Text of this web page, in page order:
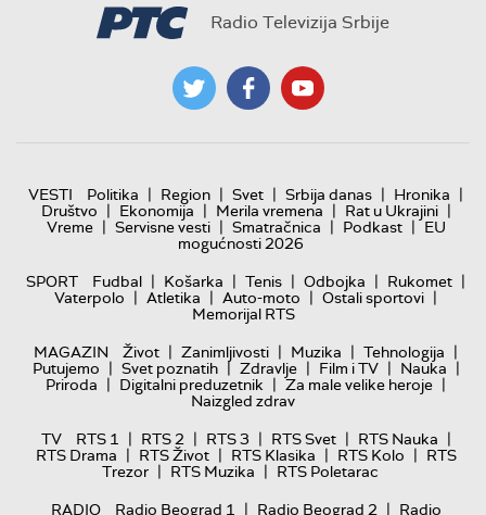
Radio Televizija Srbije
VESTI Politika | Region | Svet | Srbija danas | Hronika |
Društvo | Ekonomija | Merila vremena | Rat u Ukrajini |
Vreme | Servisne vesti | Smatračnica | Podkast | EU
mogućnosti 2026
SPORT
Fudbal | Košarka | Tenis | Odbojka | Rukomet |
Vaterpolo | Atletika | Auto-moto | Ostali sportovi |
Memorijal RTS
MAGAZIN
Život | Zanimljivosti | Muzika | Tehnologija |
Putujemo | Svet poznatih | Zdravlje | Film i TV | Nauka |
Priroda | Digitalni preduzetnik | Za male velike heroje |
Naizgled zdrav
TV
RTS 1 | RTS 2 | RTS 3 | RTS Svet | RTS Nauka |
RTS Drama | RTS Život | RTS Klasika | RTS Kolo | RTS
Trezor | RTS Muzika | RTS Poletarac
RADIO
Radio Beograd 1 | Radio Beograd 2 | Radio